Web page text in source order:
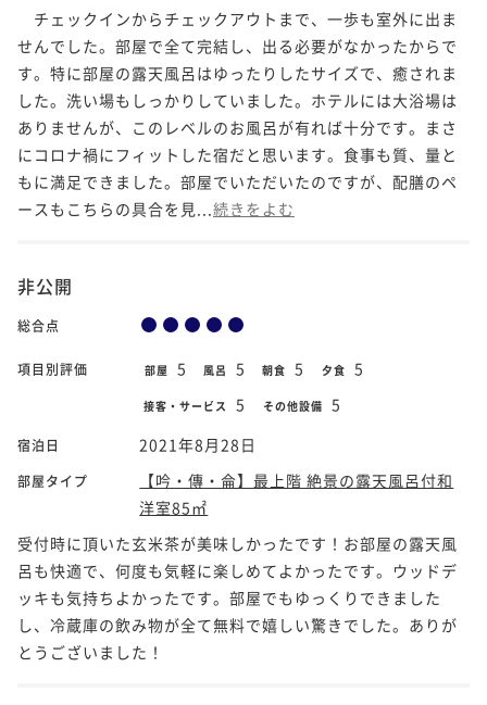
チェックインからチェックアウトまで、一歩も室外に出ま
せんでした。部屋で全て完結し、出る必要がなかったからで
す。特に部屋の露天風呂はゆったりしたサイズで、癒されま
した。洗い場もしっかりしていました。ホテルには大浴場は
ありませんが、このレベルのお風呂が有れば十分です。まさ
にコロナ禍にフィットした宿だと思います。食事も質、量と
もに満足できました。部屋でいただいたのですが、配膳のペ
ースもこちらの具合を見... 続きをよむ
非公開
総合点
項目別評価 部屋 5 風呂 5 朝食 5 夕食 5
接客・サービス 5 その他設備 5
宿泊日 2021年8月28日
部屋タイプ
【吟・傳・侖】最上階 絶景の露天風呂付和
洋室85㎡
受付時に頂いた玄米茶が美味しかったです！お部屋の露天風
呂も快適で、何度も気軽に楽しめてよかったです。ウッドデ
ッキも気持ちよかったです。部屋でもゆっくりできました
し、冷蔵庫の飲み物が全て無料で嬉しい驚きでした。ありが
とうございました！